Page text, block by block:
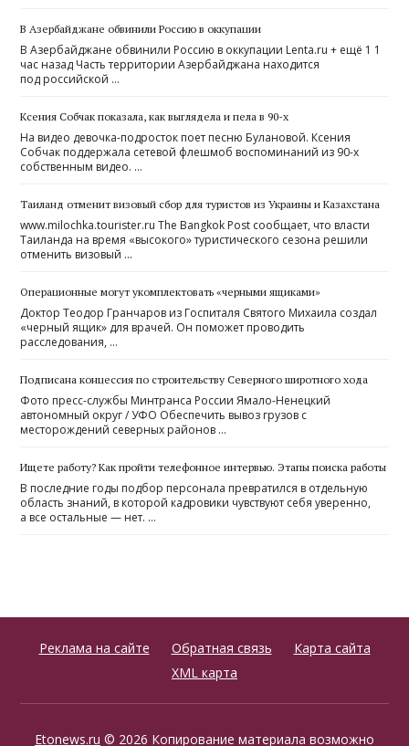
В Азербайджане обвинили Россию в оккупации
В Азербайджане обвинили Россию в оккупации Lenta.ru + ещё 1 1
час назад Часть территории Азербайджана находится
под российской …
Ксения Собчак показала, как выглядела и пела в 90-х
На видео девочка-подросток поет песню Булановой. Ксения
Собчак поддержала сетевой флешмоб воспоминаний из 90-х
собственным видео. …
Таиланд отменит визовый сбор для туристов из Украины и Казахстана
www.milochka.tourister.ru The Bangkok Post сообщает, что власти
Таиланда на время «высокого» туристического сезона решили
отменить визовый …
Операционные могут укомплектовать «черными ящиками»
Доктор Теодор Гранчаров из Госпиталя Святого Михаила создал
«черный ящик» для врачей. Он поможет проводить
расследования, …
Подписана концессия по строительству Северного широтного хода
Фото пресс-службы Минтранса России Ямало-Ненецкий
автономный округ / УФО Обеспечить вывоз грузов с
месторождений северных районов …
Ищете работу? Как пройти телефонное интервью. Этапы поиска работы
В последние годы подбор персонала превратился в отдельную
область знаний, в которой кадровики чувствуют себя уверенно,
а все остальные — нет. …
Реклама на сайте Обратная связь
Карта сайта
XML карта
Etonews.ru © 2026 Копирование материала возможно